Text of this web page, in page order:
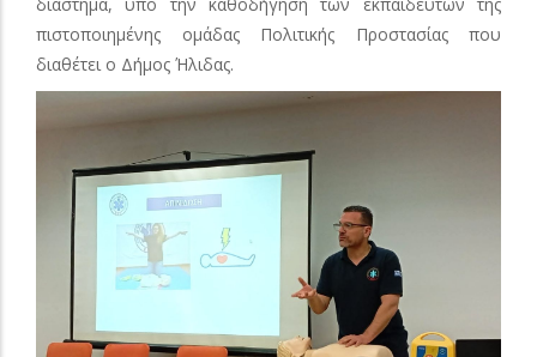
πιστοποιημένης ομάδας Πολιτικής Προστασίας που
διαθέτει ο Δήμος Ήλιδας.